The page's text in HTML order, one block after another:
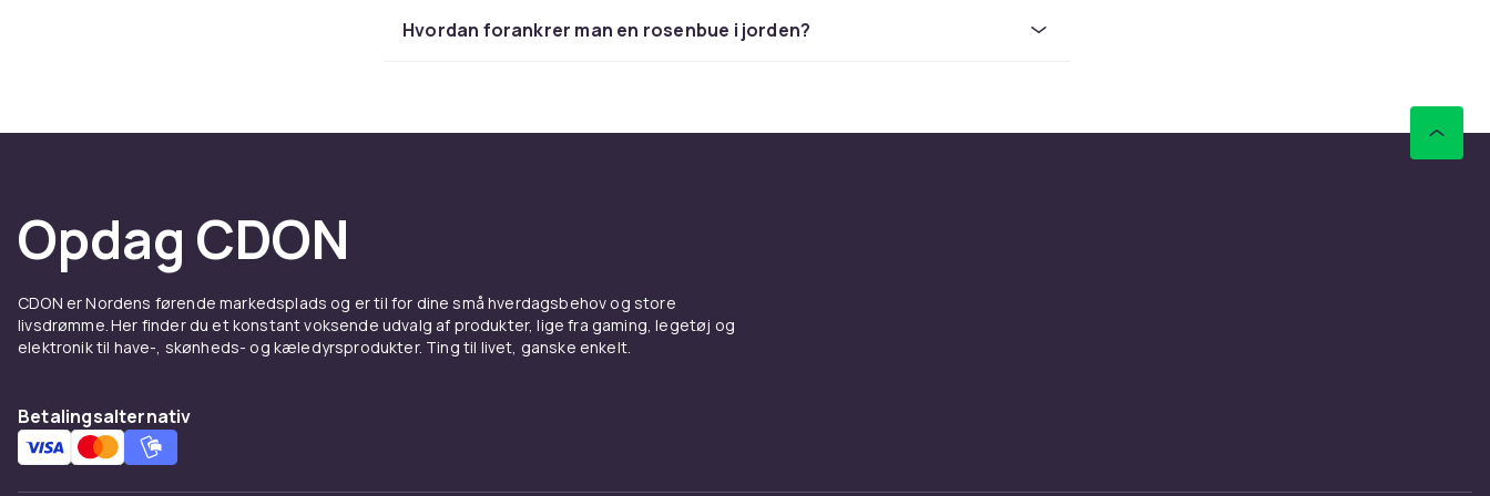
Køb plantestøtter hos CDON
Hvordan forankrer man en rosenbue i jorden?
Opdag CDON
CDON er Nordens førende markedsplads og er til for dine små hverdagsbehov og store
livsdrømme. Her finder du et konstant voksende udvalg af produkter, lige fra gaming, legetøj og
elektronik til have-, skønheds- og kæledyrsprodukter. Ting til livet, ganske enkelt.
Betalingsalternativ